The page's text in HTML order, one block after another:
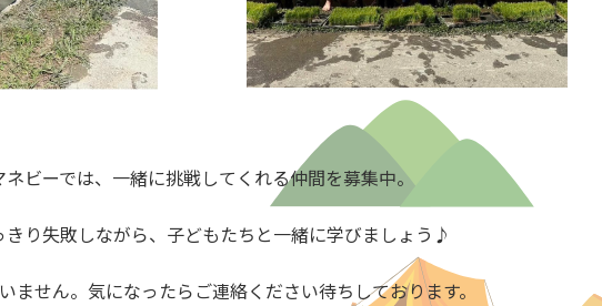
ネビーでは、一緒に挑戦してくれる仲間を募集中。
きり失敗しながら、子どもたちと一緒に学びましょう♪
ません。気になったらご連絡ください待ちしております。